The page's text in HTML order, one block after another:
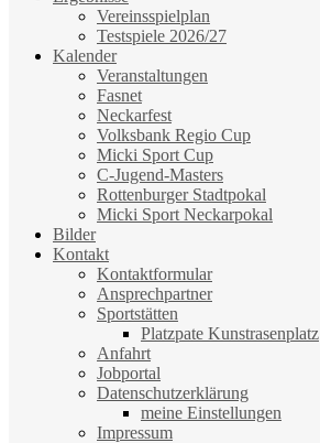
Vereinsspielplan
Testspiele 2026/27
Kalender
Veranstaltungen
Fasnet
Neckarfest
Volksbank Regio Cup
Micki Sport Cup
C-Jugend-Masters
Rottenburger Stadtpokal
Micki Sport Neckarpokal
Bilder
Kontakt
Kontaktformular
Ansprechpartner
Sportstätten
Platzpate Kunstrasenplatz
Anfahrt
Jobportal
Datenschutzerklärung
meine Einstellungen
Impressum